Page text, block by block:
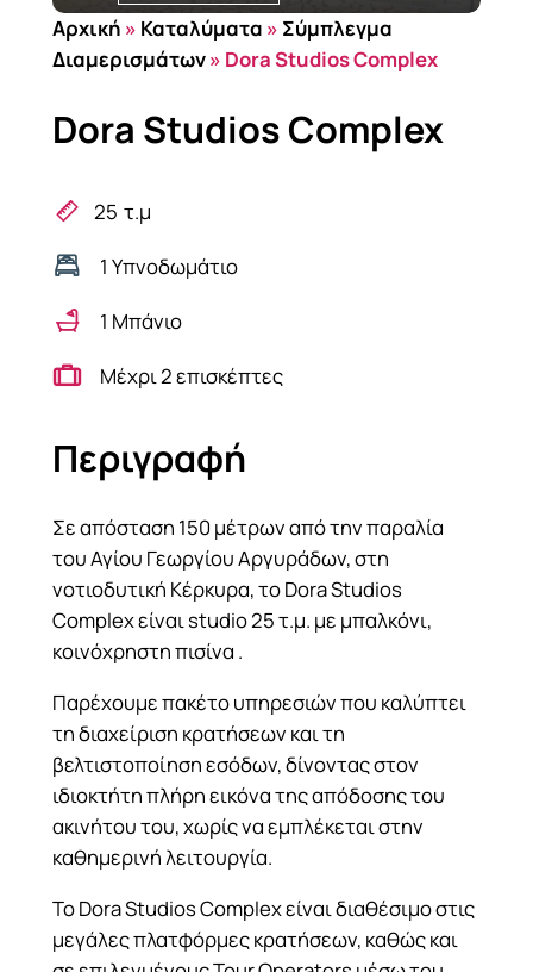
Αρχική » Καταλύματα » Σύμπλεγμα
Διαμερισμάτων» Dora Studios Complex
Dora Studios Complex
25 τ.μ
1 Υπνοδωμάτιο
1 Μπάνιο
Μέχρι 2 επισκέπτες
Περιγραφή
Σε απόσταση 150 μέτρων από την παραλία
του Αγίου Γεωργίου Αργυράδων, στη
νοτιοδυτική Κέρκυρα, το Dora Studios
Complex είναι studio 25 τ.μ. με μπαλκόνι,
κοινόχρηστη πισίνα .
Παρέχουμε πακέτο υπηρεσιών που καλύπτει
τη διαχείριση κρατήσεων και τη
βελτιστοποίηση εσόδων, δίνοντας στον
ιδιοκτήτη πλήρη εικόνα της απόδοσης του
ακινήτου του, χωρίς να εμπλέκεται στην
καθημερινή λειτουργία.
Το Dora Studios Complex είναι διαθέσιμο στις
μεγάλες πλατφόρμες κρατήσεων, καθώς και